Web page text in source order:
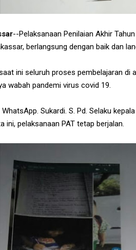
--Pelaksanaan Penilaian Akhir
berlangsung dengan baik dan
ini seluruh proses pembelajaran di
wabah pandemi virus covid 19.
Sukardi. S. Pd. Selaku
ini, pelaksanaan PAT tetap berjalan.